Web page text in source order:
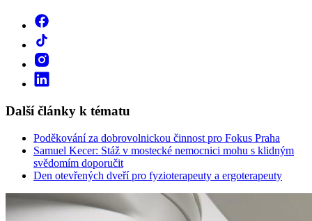
Další články k tématu
Poděkování za dobrovolnickou činnost pro Fokus Praha
Samuel Kecer: Stáž v mostecké nemocnici mohu s klidným
svědomím doporučit
Den otevřených dveří pro fyzioterapeuty a ergoterapeuty